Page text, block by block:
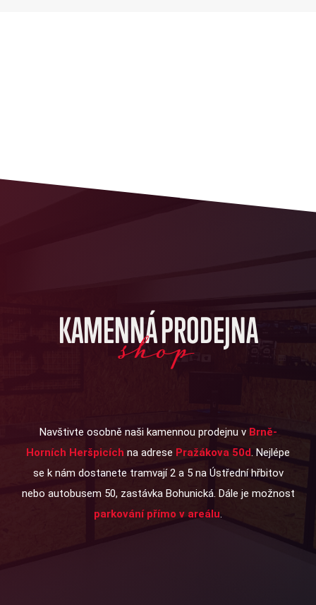
KAMENNÁ PRODEJNA
shop
Navštivte osobně naši kamennou prodejnu v Brně-
Horních Heršpicích na adrese Pražákova 50d . Nejlépe
se k nám dostanete tramvají 2 a 5 na Ústřední hřbitov
nebo autobusem 50, zastávka Bohunická. Dále je možnost
parkování přímo v areálu